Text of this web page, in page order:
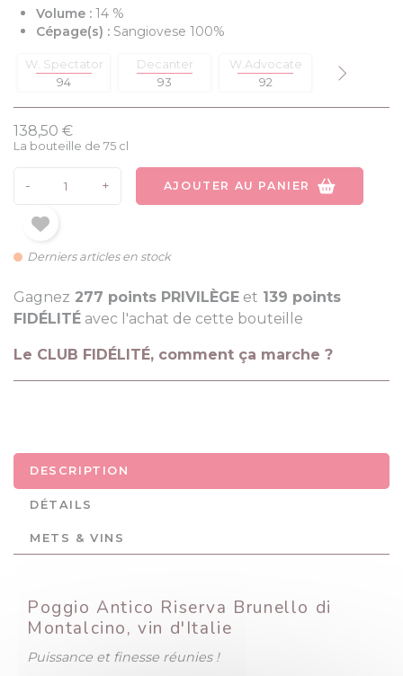
Volume : 14 %
Cépage(s) : Sangiovese 100%
W. Spectator
94
Decanter
93
W.Advocate
92
J. Suckling
138,50 €
La bouteille de 75 cl
- + AJOUTER AU PANIER
Derniers articles en stock
Gagnez 277 points PRIVILÈGE et 139 points
FIDÉLITÉ avec l'achat de cette bouteille
Le CLUB FIDÉLITÉ, comment ça marche ?
DESCRIPTION
DÉTAILS
METS & VINS
Poggio Antico Riserva Brunello di
Montalcino, vin d'Italie
Puissance et finesse réunies !